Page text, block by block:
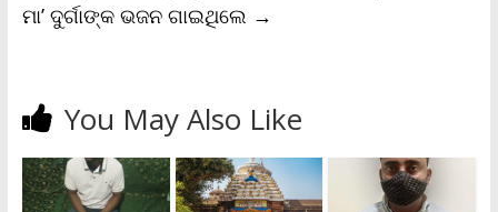
ମା’ ଦୁର୍ଗାଙ୍କ ଭଜନ ଗାଇଥିଲେ →
You May Also Like